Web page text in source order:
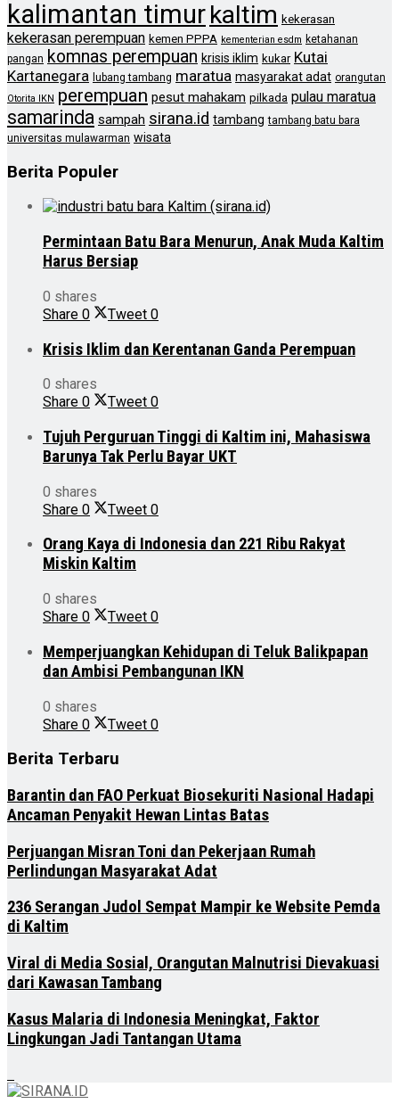
kalimantan timurkaltim kekerasan
kekerasan perempuan kemen PPPA kementerian esdm ketahanan
pangan komnas perempuan krisis iklim kukar Kutai
Kartanegara lubang tambang maratua masyarakat adat orangutan
Otorita IKN perempuan pesut mahakam pilkada pulau maratua
samarinda sampah sirana.id tambang tambang batu bara
universitas mulawarman wisata
Berita Populer
Permintaan Batu Bara Menurun, Anak Muda Kaltim
Harus Bersiap
0 shares
Share 0 Tweet 0
Krisis Iklim dan Kerentanan Ganda Perempuan
0 shares
Share 0 Tweet 0
Tujuh Perguruan Tinggi di Kaltim ini, Mahasiswa
Barunya Tak Perlu Bayar UKT
0 shares
Share 0 Tweet 0
Orang Kaya di Indonesia dan 221 Ribu Rakyat
Miskin Kaltim
0 shares
Share 0 Tweet 0
Memperjuangkan Kehidupan di Teluk Balikpapan
dan Ambisi Pembangunan IKN
0 shares
Share 0 Tweet 0
Berita Terbaru
Barantin dan FAO Perkuat Biosekuriti Nasional Hadapi
Ancaman Penyakit Hewan Lintas Batas
Perjuangan Misran Toni dan Pekerjaan Rumah
Perlindungan Masyarakat Adat
236 Serangan Judol Sempat Mampir ke Website Pemda
di Kaltim
Viral di Media Sosial, Orangutan Malnutrisi Dievakuasi
dari Kawasan Tambang
Kasus Malaria di Indonesia Meningkat, Faktor
Lingkungan Jadi Tantangan Utama